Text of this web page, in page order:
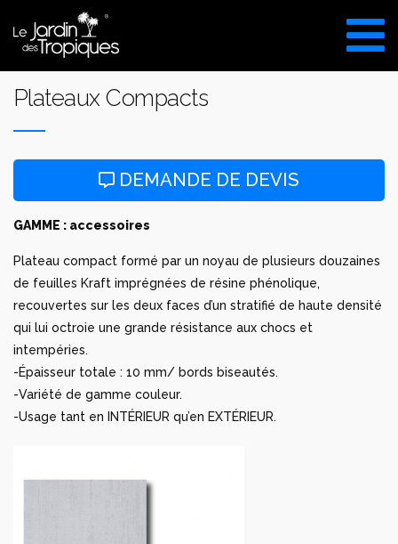
contenu
Plateaux Compacts
DEMANDE DE DEVIS
GAMME : accessoires
Plateau compact formé par un noyau de plusieurs douzaines
de feuilles Kraft imprégnées de résine phénolique,
recouvertes sur les deux faces d’un stratifié de haute densité
qui lui octroie une grande résistance aux chocs et
intempéries.
-Épaisseur totale : 10 mm/ bords biseautés.
-Variété de gamme couleur.
-Usage tant en INTÉRIEUR qu’en EXTÉRIEUR.